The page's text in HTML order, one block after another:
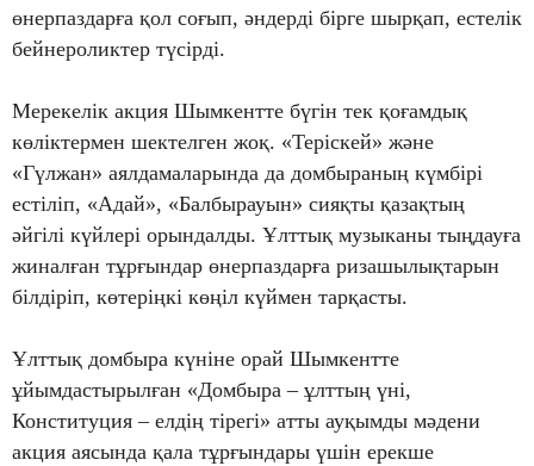
өнерпаздарға қол соғып, әндерді бірге шырқап, естелік
бейнероликтер түсірді.
Мерекелік акция Шымкентте бүгін тек қоғамдық
көліктермен шектелген жоқ. «Теріскей» және
«Гүлжан» аялдамаларында да домбыраның күмбірі
естіліп, «Адай», «Балбырауын» сияқты қазақтың
әйгілі күйлері орындалды. Ұлттық музыканы тыңдауға
жиналған тұрғындар өнерпаздарға ризашылықтарын
білдіріп, көтеріңкі көңіл күймен тарқасты.
Ұлттық домбыра күніне орай Шымкентте
ұйымдастырылған «Домбыра – ұлттың үні,
Конституция – елдің тірегі» атты ауқымды мәдени
акция аясында қала тұрғындары үшін ерекше